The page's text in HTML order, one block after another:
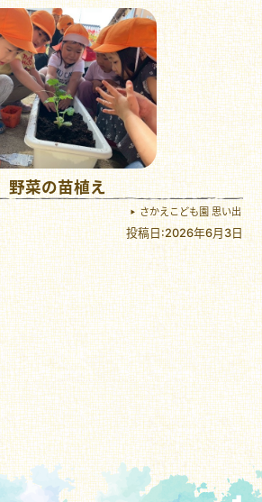
野菜の苗植え
さかえこども園 思い出
投稿日:2026年6月3日